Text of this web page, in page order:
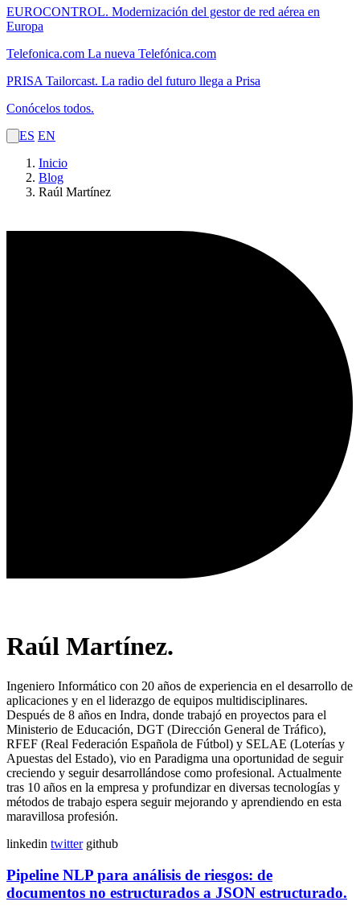
EUROCONTROL. Modernización del gestor de red aérea en
Europa
Telefonica.com La nueva Telefónica.com
PRISA Tailorcast. La radio del futuro llega a Prisa
Conócelos todos.
ES EN
Inicio
Blog
Raúl Martínez
Raúl Martínez.
Ingeniero Informático con 20 años de experiencia en el desarrollo de
aplicaciones y en el liderazgo de equipos multidisciplinares.
Después de 8 años en Indra, donde trabajó en proyectos para el
Ministerio de Educación, DGT (Dirección General de Tráfico),
RFEF (Real Federación Española de Fútbol) y SELAE (Loterías y
Apuestas del Estado), vio en Paradigma una oportunidad de seguir
creciendo y seguir desarrollándose como profesional. Actualmente
tras 10 años en la empresa y profundizar en diversas tecnologías y
métodos de trabajo espera seguir mejorando y aprendiendo en esta
maravillosa profesión.
linkedin twitter github
Pipeline NLP para análisis de riesgos: de
documentos no estructurados a JSON estructurado.